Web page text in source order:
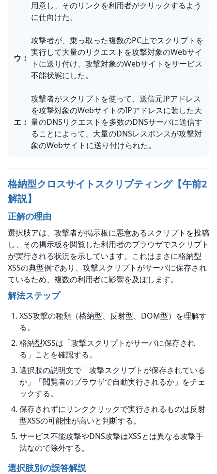
用意し、そのリンクを利用者がクリックするよう
に仕向けた。
ウ ：
攻撃者が、乗っ取った複数のPC上でスクリプトを
実行して大量のリクエストを攻撃対象のWebサイ
トに送り付け、攻撃対象のWebサイトをサービス
不能状態にした。
エ ：
攻撃者がスクリプトを使って、送信元IPアドレス
を攻撃対象のWebサイトのIPアドレスに装した大
量のDNSリクエストを多数のDNSサーバに送信す
ることによって、大量のDNSレスポンスが攻撃対
象のWebサイトに送り付けられた。
格納型クロスサイトスクリプティング【午前2
解説】
正解の理由
選択肢アは、攻撃者が掲示板に悪意あるスクリプトを投稿
し、その掲示板を閲覧した利用者のブラウザでスクリプト
が実行される状況を示しています。これはまさに格納型
XSSの典型例であり、攻撃スクリプトがサーバに保存され
ているため、複数の利用者に影響を及ぼします。
解法ステップ
XSS攻撃の種類（格納型、反射型、DOM型）を理解す
る。
格納型XSSは「攻撃スクリプトがサーバに保存され
る」ことを確認する。
選択肢の説明文で「攻撃スクリプトが保存されている
か」「閲覧者のブラウザで自動実行されるか」をチェ
ックする。
保存されずにリンククリックで実行されるものは反射
型XSSの可能性が高いと判断する。
サービス不能攻撃やDNS攻撃はXSSとは異なる攻撃手
法なので除外する。
選択肢別の誤答解説